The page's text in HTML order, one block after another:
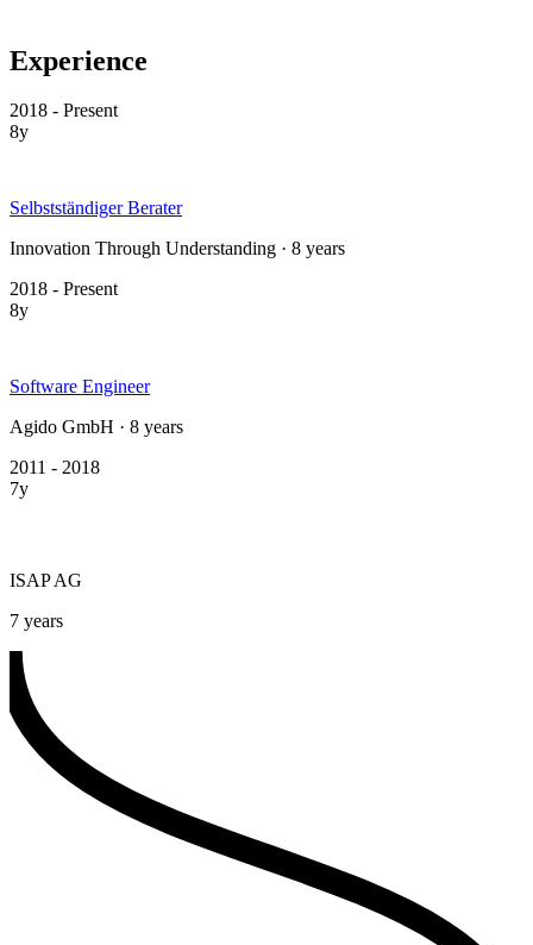
Experience
2018 - Present
8y
Selbstständiger Berater
Innovation Through Understanding · 8 years
2018 - Present
8y
Software Engineer
Agido GmbH · 8 years
2011 - 2018
7y
ISAP AG
7 years